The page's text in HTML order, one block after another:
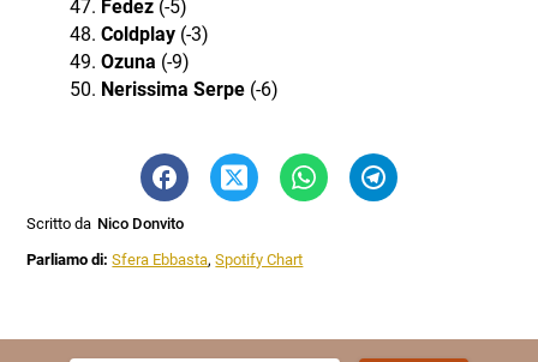
Fedez(-5)
Coldplay(-3)
Ozuna (-9)
Nerissima Serpe(-6)
Scritto da Nico Donvito
Parliamo di:Sfera Ebbasta,Spotify Chart